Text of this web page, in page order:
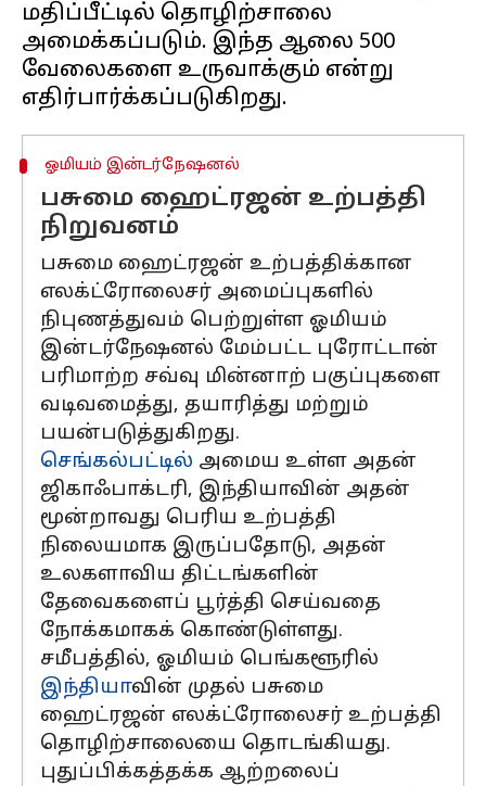
மதிப்பீட்டில் தொழிற்சாலை
அமைக்கப்படும். இந்த ஆலை 500
வேலைகளை உருவாக்கும் என்று
ஓமியம் இன்டர்நேஷனல்
பசுமை ஹைட்ரஜன் உற்பத்தி
நிறுவனம்
பசுமை ஹைட்ரஜன் உற்பத்திக்கான
எலக்ட்ரோலைசர் அமைப்புகளில்
நிபுணத்துவம் பெற்றுள்ள ஓமியம்
இன்டர்நேஷனல் மேம்பட்ட புரோட்டான்
பரிமாற்ற சவ்வு மின்னாற் பகுப்புகளை
வடிவமைத்து, தயாரித்து மற்றும்
பயன்படுத்துகிறது.
செங்கல்பட்டில் அமைய உள்ள அதன்
ஜிகாஃபாக்டரி, இந்தியாவின் அதன்
மூன்றாவது பெரிய உற்பத்தி
நிலையமாக இருப்பதோடு, அதன்
உலகளாவிய திட்டங்களின்
தேவைகளைப் பூர்த்தி செய்வதை
நோக்கமாகக் கொண்டுள்ளது.
சமீபத்தில், ஓமியம் பெங்களூரில்
இந்தியாவின் முதல் பசுமை
ஹைட்ரஜன் எலக்ட்ரோலைசர் உற்பத்தி
தொழிற்சாலையை தொடங்கியது.
புதுப்பிக்கத்தக்க ஆற்றலைப்